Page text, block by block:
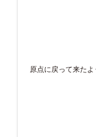
原点に戻って来た